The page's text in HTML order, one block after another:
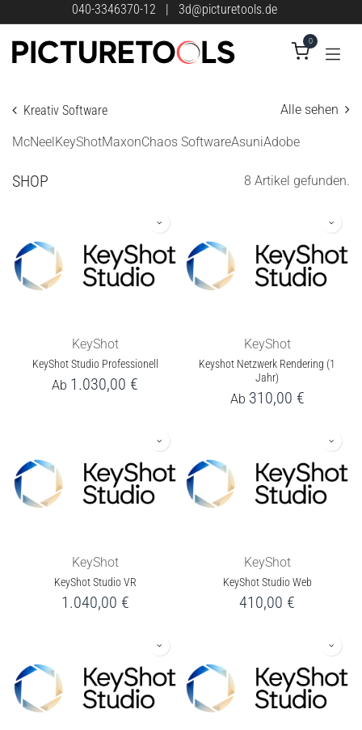
Zum Inhalt springen040-3346370-12 | 3d@picturetools.de
0
Kreativ Software Alle sehen
McNeelKeyShotMaxonChaos SoftwareAsuniAdobe
SHOP 8 Artikel gefunden.
KeyShot
KeyShot Studio Professionell
Ab 1.030,00 €
KeyShot
Keyshot Netzwerk Rendering (1
Jahr)
Ab 310,00 €
KeyShot
KeyShot Studio VR
1.040,00 €
KeyShot
KeyShot Studio Web
410,00 €